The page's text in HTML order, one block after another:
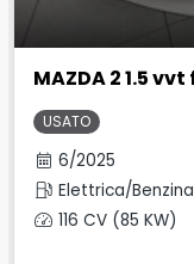
USATO
6/2025
Elettrica/Benzina
116 CV (85 KW)